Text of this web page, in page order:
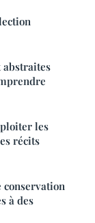
les
récits
conservation
à des